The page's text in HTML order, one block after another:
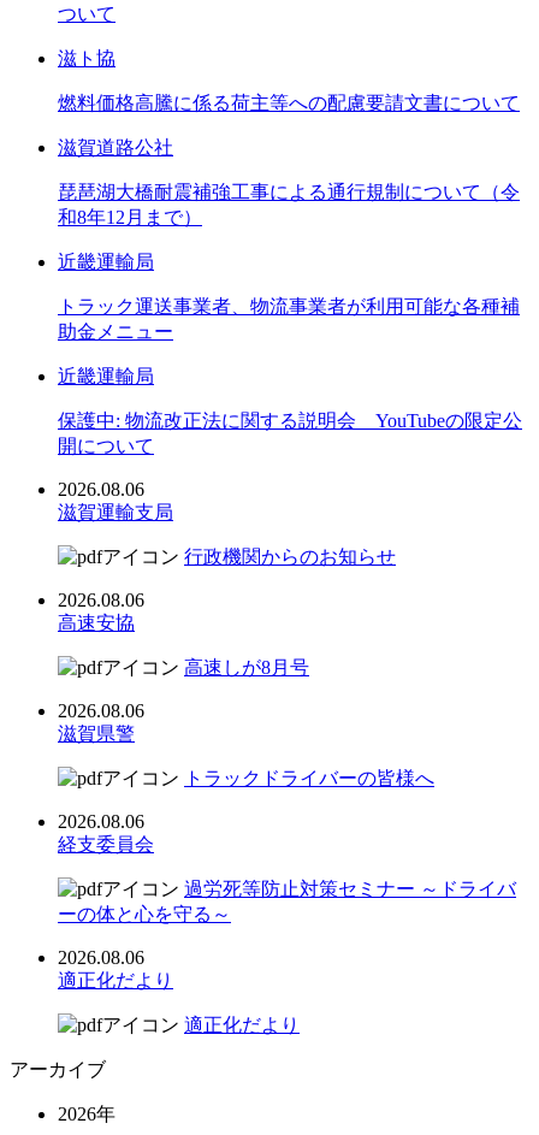
ついて
滋ト協
燃料価格高騰に係る荷主等への配慮要請文書について
滋賀道路公社
琵琶湖大橋耐震補強工事による通行規制について（令
和8年12月まで）
近畿運輸局
トラック運送事業者、物流事業者が利用可能な各種補
助金メニュー
近畿運輸局
保護中: 物流改正法に関する説明会 YouTubeの限定公
開について
2026.08.06
滋賀運輸支局
行政機関からのお知らせ
2026.08.06
高速安協
高速しが8月号
2026.08.06
滋賀県警
トラックドライバーの皆様へ
2026.08.06
経支委員会
過労死等防止対策セミナー ～ドライバ
ーの体と心を守る～
2026.08.06
適正化だより
適正化だより
アーカイブ
2026年